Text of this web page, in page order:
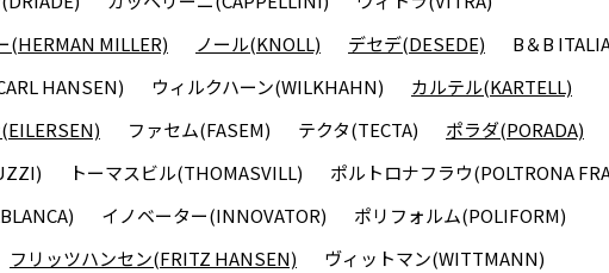
(HERMAN MILLER) ノール(KNOLL) デセデ(DESEDE)
B＆B
HANSEN) ウィルクハーン(WILKHAHN)
カルテル(KARTELL)
ファセム(FASEM) テクタ(TECTA)
ポラダ(PORADA)
トーマスビル(THOMASVILL)
ポルトロナフラウ(POLTRONA
イノベーター(INNOVATOR)
ポリフォルム(POLIFORM)
フリッツハンセン(FRITZ HANSEN)
ヴィットマン(WITTMANN)